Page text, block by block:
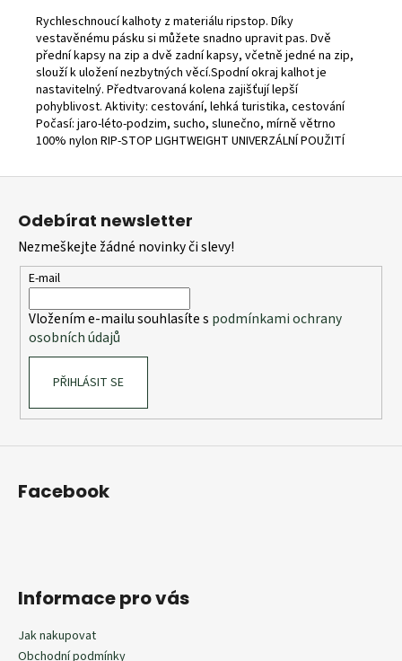
Rychleschnoucí kalhoty z materiálu ripstop. Díky
vestavěnému pásku si můžete snadno upravit pas. Dvě
přední kapsy na zip a dvě zadní kapsy, včetně jedné na zip,
slouží k uložení nezbytných věcí.Spodní okraj kalhot je
nastavitelný. Předtvarovaná kolena zajišťují lepší
pohyblivost. Aktivity: cestování, lehká turistika, cestování
Počasí: jaro-léto-podzim, sucho, slunečno, mírně větrno
100% nylon RIP-STOP LIGHTWEIGHT UNIVERZÁLNÍ POUŽITÍ
Z
Odebírat newsletter
Nezmeškejte žádné novinky či slevy!
E-mail
Vložením e-mailu souhlasíte s podmínkami ochrany
osobních údajů
PŘIHLÁSIT SE
Facebook
Informace pro vás
Jak nakupovat
Obchodní podmínky